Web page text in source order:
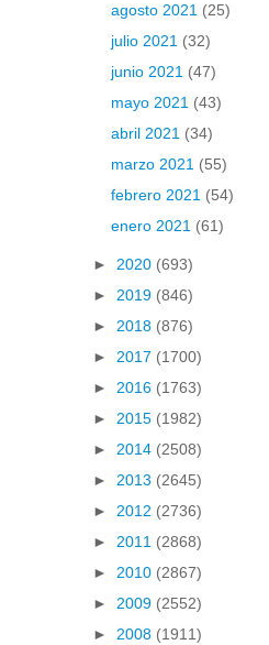
agosto 2021 (25)
julio 2021 (32)
junio 2021 (47)
mayo 2021 (43)
abril 2021 (34)
marzo 2021 (55)
febrero 2021 (54)
enero 2021 (61)
► 2020 (693)
► 2019 (846)
► 2018 (876)
► 2017 (1700)
► 2016 (1763)
► 2015 (1982)
► 2014 (2508)
► 2013 (2645)
► 2012 (2736)
► 2011 (2868)
► 2010 (2867)
► 2009 (2552)
► 2008 (1911)